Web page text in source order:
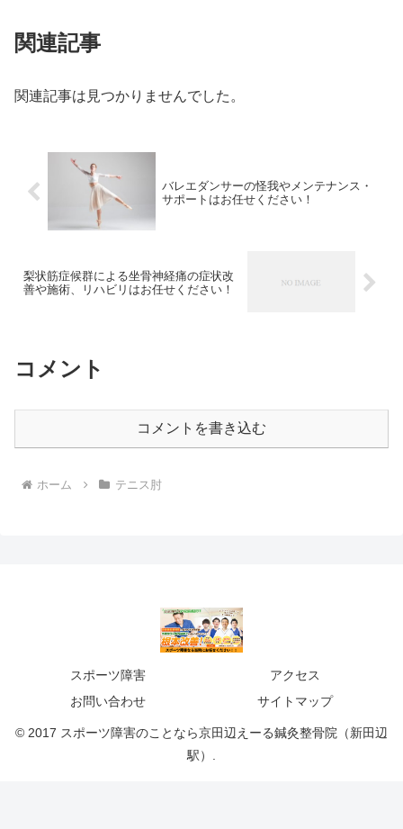
関連記事
関連記事は見つかりませんでした。
バレエダンサーの怪我やメンテナンス・
サポートはお任せください！
梨状筋症候群による坐骨神経痛の症状改
善や施術、リハビリはお任せください！
コメント
コメントを書き込む
ホーム テニス肘
スポーツ障害
アクセス
お問い合わせ
サイトマップ
© 2017 スポーツ障害のことなら京田辺えーる鍼灸整骨院（新田辺
駅）.